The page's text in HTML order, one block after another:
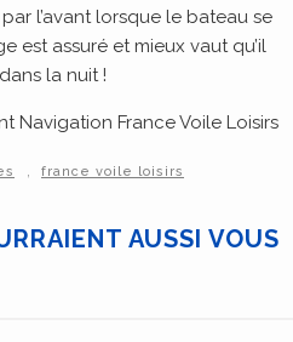
l’avant lorsque le bateau se
est assuré et mieux vaut qu’il
la nuit !
Navigation France Voile Loisirs
france voile loisirs
AUSSI VOUS